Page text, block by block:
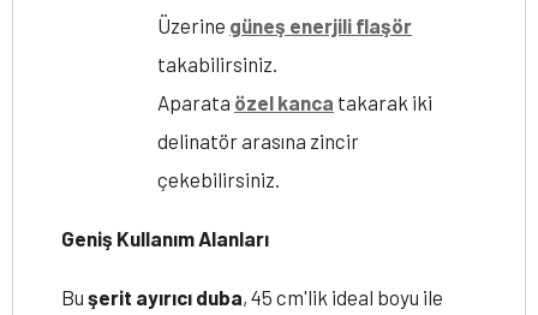
Üzerine güneş enerjili flaşör
takabilirsiniz.
Aparata özel kanca takarak iki
delinatör arasına zincir
çekebilirsiniz.
Geniş Kullanım Alanları
Bu şerit ayırıcı duba, 45 cm'lik ideal boyu ile